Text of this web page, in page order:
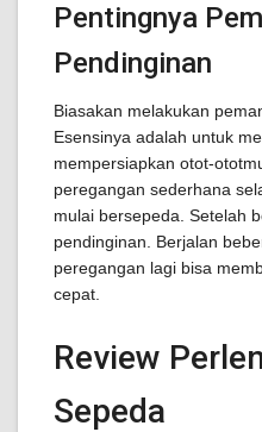
Pentingnya
Pendinginan
Biasakan melakukan
Esensinya adalah untuk
mempersiapkan otot-
peregangan sederhana
mulai bersepeda. Setelah
pendinginan. Berjalan
peregangan lagi bisa
cepat.
Review
Sepeda